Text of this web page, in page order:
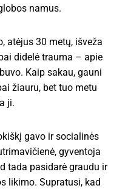
namus.
atėjus 30 metų, išveža
didelė trauma – apie
Kaip sakau, gauni
žiauru, bet tuo metu
ji.
gavo ir socialinės
gyventoja
tada pasidarė graudu ir
likimo. Supratusi, kad